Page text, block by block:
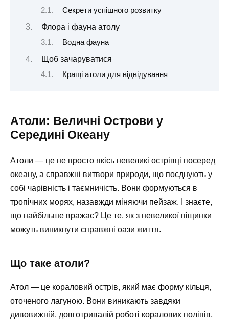
Секрети успішного розвитку
Флора і фауна атолу
Водна фауна
Щоб зачаруватися
Кращі атоли для відвідування
Атоли: Величні Острови у
Середині Океану
Атоли — це не просто якісь невеликі острівці посеред
океану, а справжні витвори природи, що поєднують у
собі чарівність і таємничість. Вони формуються в
тропічних морях, назавжди міняючи пейзаж. І знаєте,
що найбільше вражає? Це те, як з невеликої піщинки
можуть виникнути справжні оази життя.
Що таке атоли?
Атол — це кораловий острів, який має форму кільця,
оточеного лагуною. Вони виникають завдяки
дивовижній, довготривалій роботі коралових поліпів,